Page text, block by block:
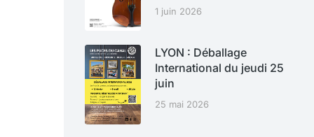
1 juin 2026
LYON : Déballage
International du jeudi 25
juin
25 mai 2026